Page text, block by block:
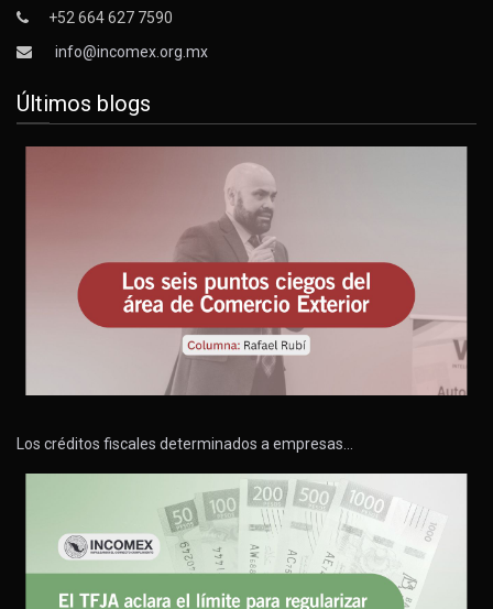
+52 664 627 7590
info@incomex.org.mx
Últimos blogs
Los créditos fiscales determinados a empresas…